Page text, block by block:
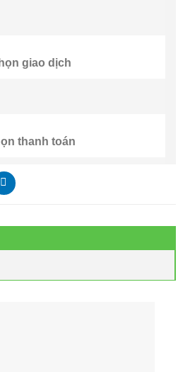
giao dịch
thanh toán